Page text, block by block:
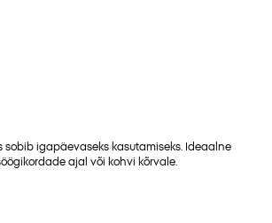
sobib igapäevaseks kasutamiseks. Ideaalne
ajal või kohvi kõrvale.